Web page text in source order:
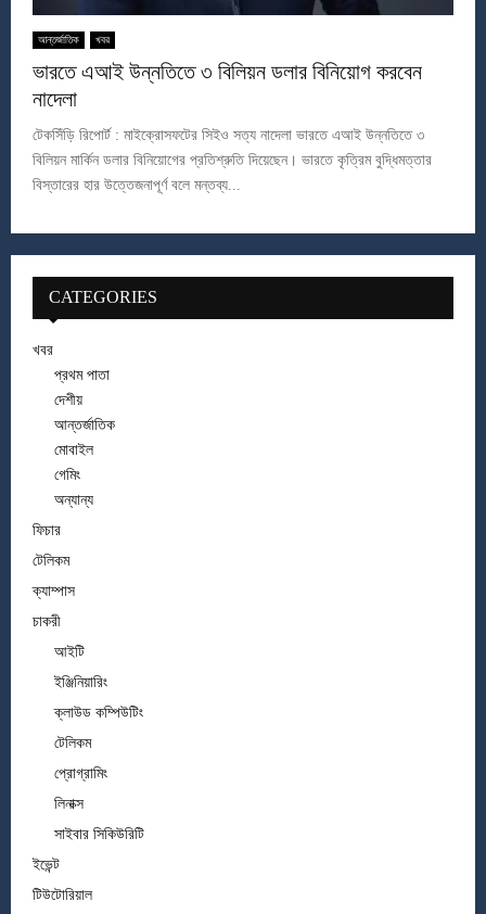
আন্তর্জাতিক খবর
ভারতে এআই উন্নতিতে ৩ বিলিয়ন ডলার বিনিয়োগ করবেন
নাদেলা
টেকসিঁড়ি রিপোর্ট : মাইক্রোসফটের সিইও সত্য নাদেলা ভারতে এআই উন্নতিতে ৩
বিলিয়ন মার্কিন ডলার বিনিয়োগের প্রতিশ্রুতি দিয়েছেন। ভারতে কৃত্রিম বুদ্ধিমত্তার
বিস্তারের হার উত্তেজনাপূর্ণ বলে মন্তব্য...
CATEGORIES
খবর
প্রথম পাতা
দেশীয়
আন্তর্জাতিক
মোবাইল
গেমিং
অন্যান্য
ফিচার
টেলিকম
ক্যাম্পাস
চাকরী
আইটি
ইঞ্জিনিয়ারিং
ক্লাউড কম্পিউটিং
টেলিকম
প্রোগ্রামিং
লিনাক্স
সাইবার সিকিউরিটি
ইভেন্ট
টিউটোরিয়াল